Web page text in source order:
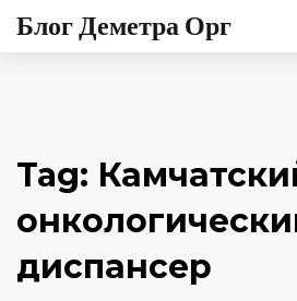
Блог Деметра Орг
Tag:
диспансер